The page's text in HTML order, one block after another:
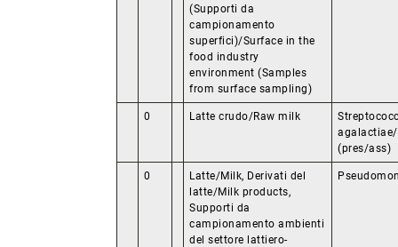
(Supporti da
campionamento
superfici)/Surface in the
food industry
environment (Samples
from surface sampling)
0 Latte crudo/Raw milk
(pres/ass)
0
Latte/Milk, Derivati del
latte/Milk products,
Supporti da
campionamento ambienti
del settore lattiero-